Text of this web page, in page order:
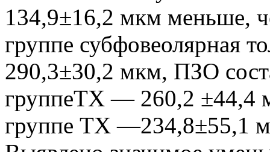
134,9±16,2 мкм меньше,
группе субфовеолярная
290,3±30,2 мкм, ПЗО
группеТХ — 260,2
группе ТХ —234,8±55,1